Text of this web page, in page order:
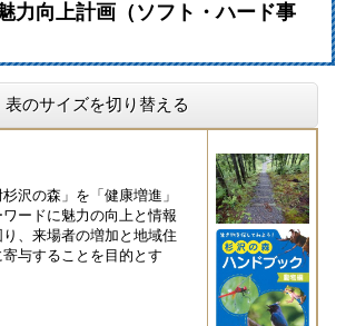
力向上計画（ソフト・ハード事
表のサイズを切り替える
沢の森」を「健康増進」
ードに魅力の向上と情報
、来場者の増加と地域住
与することを目的とす